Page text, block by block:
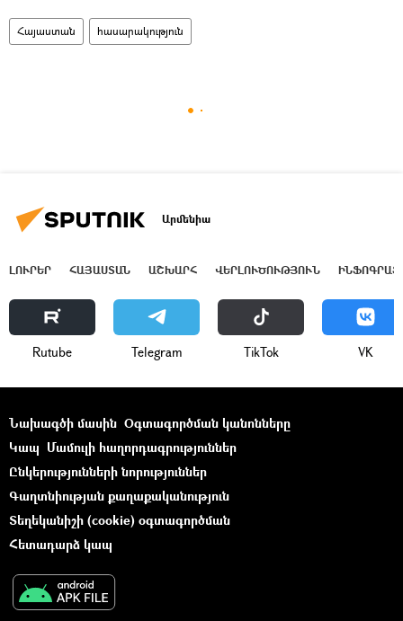
Հայաստան հասարակություն
Արմենիա
ԼՈՒՐԵՐ ՀԱՅԱՍՏԱՆ ԱՇԽԱՐՀ ՎԵՐԼՈՒԾՈՒԹՅՈՒՆ
Rutube Telegram ТikТоk VK
Նախագծի մասին Օգտագործման կանոնները
Կապ Մամուլի հաղորդագրություններ
Ընկերությունների նորություններ
Գաղտնիության քաղաքականություն
Տեղեկանիշի (cookie) օգտագործման
Հետադարձ կապ